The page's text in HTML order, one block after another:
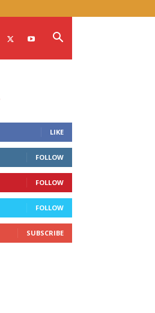
LIKE
FOLLOW
FOLLOW
FOLLOW
SUBSCRIBE